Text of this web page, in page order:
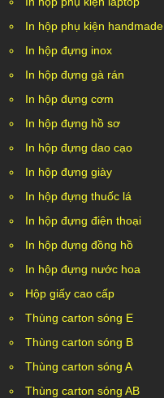
In hộp phụ kiện handmade
In hộp đựng inox
In hộp đựng gà rán
In hộp đựng cơm
In hộp đựng hồ sơ
In hộp đựng dao cạo
In hộp đựng giày
In hộp đựng thuốc lá
In hộp đựng điện thoại
In hộp đựng đồng hồ
In hộp đựng nước hoa
Hộp giấy cao cấp
Thùng carton sóng E
Thùng carton sóng B
Thùng carton sóng A
Thùng carton sóng AB